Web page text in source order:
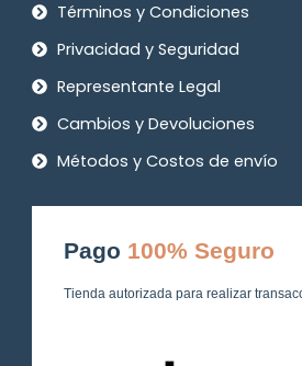
Términos y Condiciones
Privacidad y Seguridad
Representante Legal
Cambios y Devoluciones
Métodos y Costos de envío
Pago 100% Seguro
Tienda autorizada para realizar